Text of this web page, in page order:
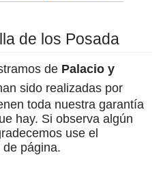
de los Posada
de Palacio y
sido realizadas por
toda nuestra garantía
hay. Si observa algún
use el
página.